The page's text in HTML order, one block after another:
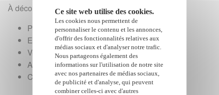
À découvrir sur place
Produits du terroir
Exposition de machines agricoles
Vente de produits locaux
Animations familiales
Concerts gratuits
Ce site web utilise des cookies.
Les cookies nous permettent de
personnaliser le contenu et les annonces,
d'offrir des fonctionnalités relatives aux
médias sociaux et d'analyser notre trafic.
Nous partageons également des
informations sur l'utilisation de notre site
avec nos partenaires de médias sociaux,
de publicité et d'analyse, qui peuvent
combiner celles-ci avec d'autres